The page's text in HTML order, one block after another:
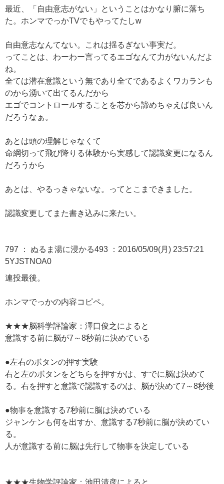
最近、「自由意志がない」ということはかなり腑に落ち
た。ホンマでっかTVでもやってたしw
自由意志なんてない。これは揺るぎない事実だ。
ってことは、わーわー言ってるエゴなんて力がないんだよ
ね。
全ては潜在意識という無であり全てであるよくワカランも
のから湧いて出てるんだから
エゴでコントロールすることを芯から諦めちゃえば良いん
だろうなぁ。
あとは頭の理解じゃなくて
命綱切って飛び降りる体験から実感して認識変更になるん
だろうから
あとは、やるっきゃないな。ってとこまできました。
認識変更してまた書き込みに来たい。
797 ： ぬるま湯に浸かる493 ：2016/05/09(月) 23:57:21
5YJSTNOA0
連投最後。
ホンマでっかの内容コピペ。
★★★脳科学評論家：澤口俊之によると
意識する前に脳が7～8秒前に決めている
●左右のボタンの押す実験
右と左のボタンをどちらを押すかは、すでに脳は決めて
る。右を押すと意識で認識するのは、脳が決めて7～8秒後
●物事を意識する7秒前に脳は決めている
ジャンケンも何を出すか、意識する7秒前に脳が決めてい
る。
人が意識する前に脳は先行して物事を決定している